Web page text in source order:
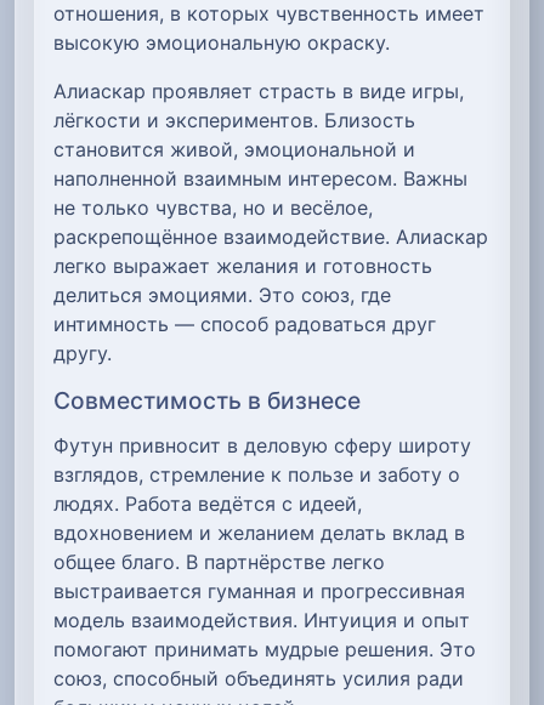
отношения, в которых чувственность имеет
высокую эмоциональную окраску.
Алиаскар проявляет страсть в виде игры,
лёгкости и экспериментов. Близость
становится живой, эмоциональной и
наполненной взаимным интересом. Важны
не только чувства, но и весёлое,
раскрепощённое взаимодействие. Алиаскар
легко выражает желания и готовность
делиться эмоциями. Это союз, где
интимность — способ радоваться друг
другу.
Совместимость в бизнесе
Футун привносит в деловую сферу широту
взглядов, стремление к пользе и заботу о
людях. Работа ведётся с идеей,
вдохновением и желанием делать вклад в
общее благо. В партнёрстве легко
выстраивается гуманная и прогрессивная
модель взаимодействия. Интуиция и опыт
помогают принимать мудрые решения. Это
союз, способный объединять усилия ради